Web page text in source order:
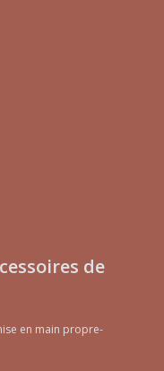
de
en main propre-